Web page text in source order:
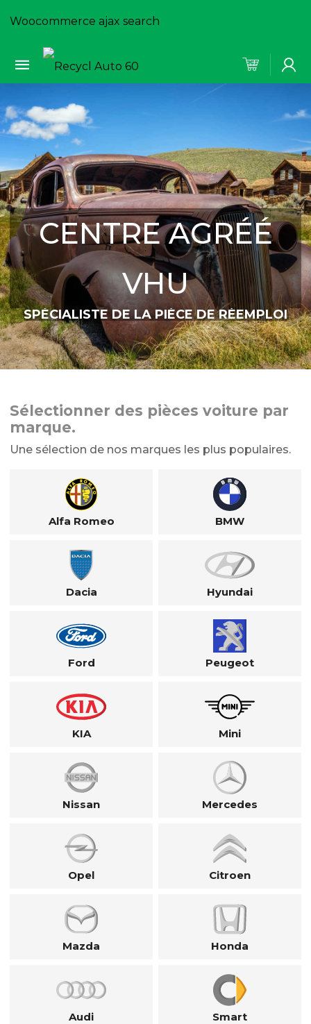
Woocommerce ajax search
CENTRE AGRÉÉ
VHU
SPÉCIALISTE DE LA PIÈCE DE RÉEMPLOI
Sélectionner des pièces voiture par
marque.
Une sélection de nos marques les plus populaires.
Alfa Romeo BMW
Dacia Hyundai
Ford Peugeot
KIA Mini
Nissan Mercedes
Opel Citroen
Mazda Honda
Audi Smart